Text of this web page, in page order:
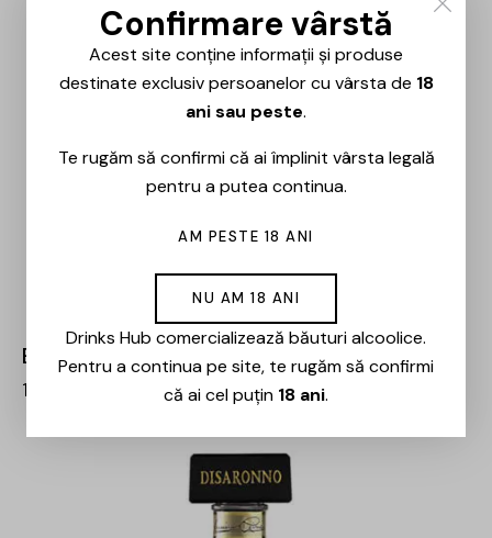
Brockmans – Gin – 0.7L
157,00 133,00lei
Confirmare vârstă
Acest site conține informații și produse
destinate exclusiv persoanelor cu vârsta de 18
ani sau peste.
Te rugăm să confirmi că ai împlinit vârsta legală
pentru a putea continua.
AM PESTE 18 ANI
NU AM 18 ANI
Drinks Hub comercializează băuturi alcoolice.
Pentru a continua pe site, te rugăm să confirmi
că ai cel puțin 18 ani.